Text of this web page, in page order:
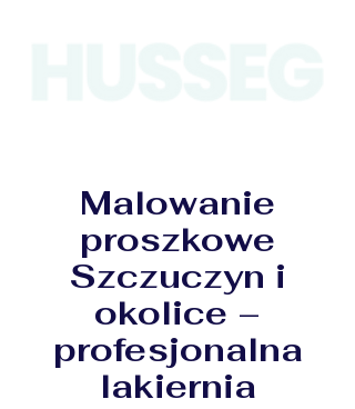
Malowanie
proszkowe
Szczuczyn i
okolice –
profesjonalna
lakiernia